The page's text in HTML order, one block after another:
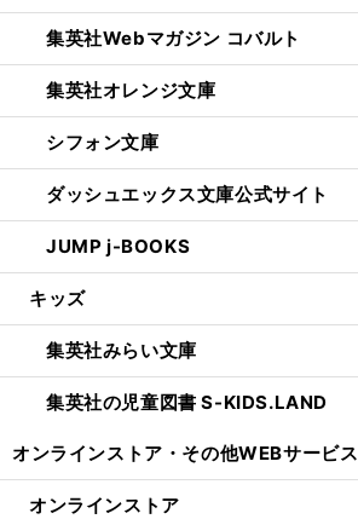
集英社Webマガジン コバルト
集英社オレンジ文庫
シフォン文庫
ダッシュエックス文庫公式サイト
JUMP j-BOOKS
キッズ
集英社みらい文庫
集英社の児童図書 S-KIDS.LAND
オンラインストア・ その他WEBサービス
オンラインストア